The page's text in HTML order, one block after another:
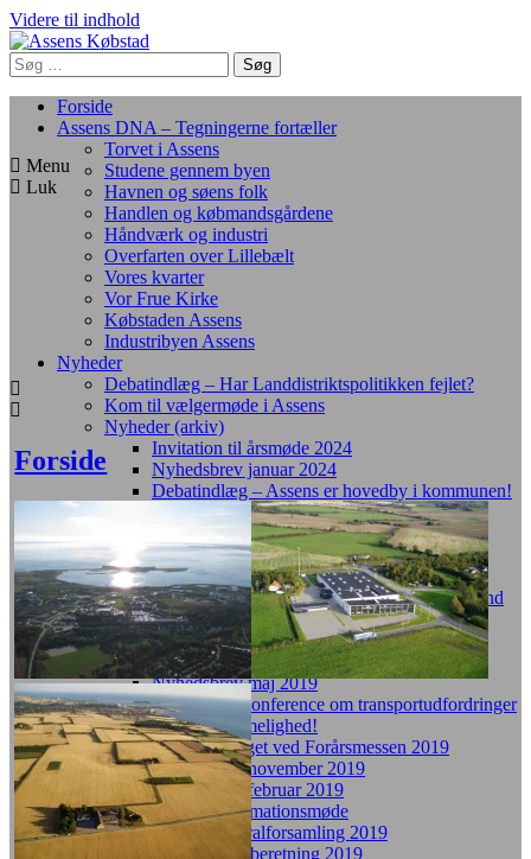
Videre til indhold
Forside
Assens DNA – Tegningerne fortæller
Torvet i Assens
Studene gennem byen
Havnen og søens folk
Handlen og købmandsgårdene
Håndværk og industri
Overfarten over Lillebælt
Vores kvarter
Vor Frue Kirke
Købstaden Assens
Industribyen Assens
Nyheder
Debatindlæg – Har Landdistriktspolitikken fejlet?
Kom til vælgermøde i Assens
Nyheder (arkiv)
Invitation til årsmøde 2024
Nyhedsbrev januar 2024
Debatindlæg – Assens er hovedby i kommunen!
Nyhedsbrev januar 2023
Pressemeddelelse fra Årsmøde 2022
Årsmøde 2022
Assens DNA – Fernisering
Støtteerklæring til ny infrastruktur og baggrund
herfor!
Nyhedsbrev januar 2022
Nyhedsbrev marts 2021
Nyhedsbrev maj 2019
Invitation – konference om transportudfordringer
og fremkommelighed!
Tak for besøget ved Forårsmessen 2019
Nyhedsbrev november 2019
Nyhedsbrev februar 2019
Års- og informationsmøde
Referat generalforsamling 2019
Bestyrelsens beretning 2019
Menu
Luk
Forside